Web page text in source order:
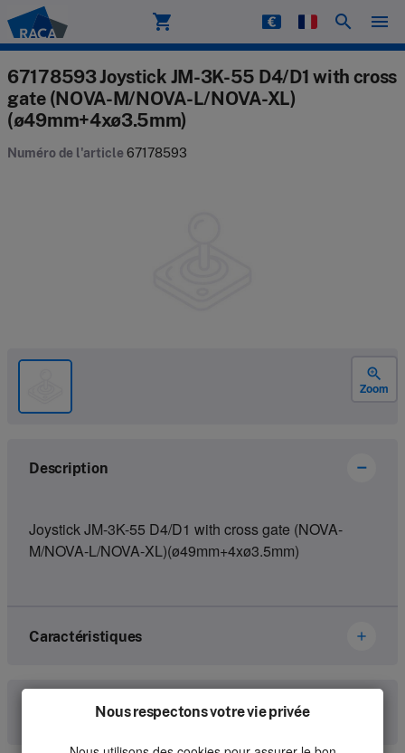
Raca shopping_cart search menu
67178593 Joystick JM-3K-55 D4/D1 with cross
gate (NOVA-M/NOVA-L/NOVA-XL)
(ø49mm+4xø3.5mm)
Numéro de l'article67178593
zoom_in
Zoom
Description
Joystick JM-3K-55 D4/D1 with cross gate (NOVA-
M/NOVA-L/NOVA-XL)(ø49mm+4xø3.5mm)
Caractéristiques
Hetronic
Communiquez avec nous
Nous respectons votre vie privée